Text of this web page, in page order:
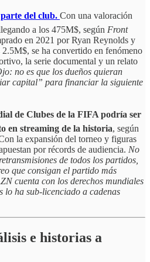
del club. Con una valoración
a los 475M$, según Front
en 2021 por Ryan Reynolds y
se ha convertido en fenómeno
la serie documental y un relato
no es que los dueños quieran
capital” para financiar la siguiente
de Clubes de la FIFA podría ser
en streaming de la historia, según
la expansión del torneo y figuras
por récords de audiencia. No
de todos los partidos,
que consigan el partido más
cuenta con los derechos mundiales
lo ha sub-licenciado a cadenas
e historias a